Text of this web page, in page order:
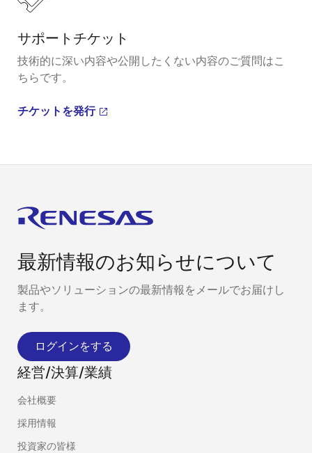
サポートチケット
技術的に深い内容や公開したくない内容のご質問はこ
ちらです。
チケットを発行
最新情報のお知らせについて
製品やソリューションの最新情報をメールでお届けし
ます。
ログインをする
経営/決算/業績
会社概要
採用情報
投資家の皆様